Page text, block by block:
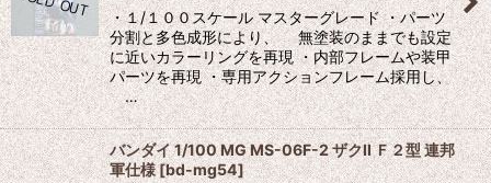
・１/１００スケール マスターグレード ・パーツ
分割と多色成形により、 無塗装のままでも設定
に近いカラーリングを再現 ・内部フレームや装甲
パーツを再現 ・専用アクションフレーム採用し、
…
バンダイ 1/100 MG MS-06F-2 ザクII Ｆ２型 連邦
軍仕様[bd-mg54]